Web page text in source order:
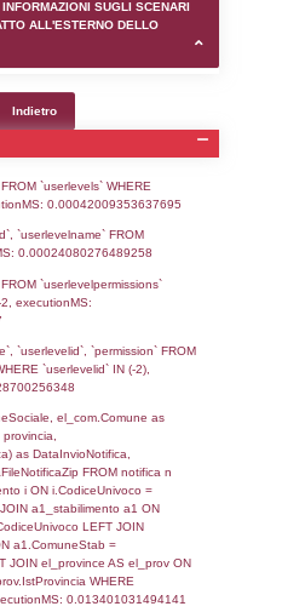
D (pubblico) - INFORMAZIONI
CERTIFICAZIONI E
A CUI è SOGGETTO LO
F (pubblico) - DESCRIZIONE
TERRITORIO
H (pubblico) - DESCRIZIONE
E RIEPILOGO SOSTANZE
1 DEL DECRETO
2012/18/UE
L (pubblico) - INFORMAZIONI